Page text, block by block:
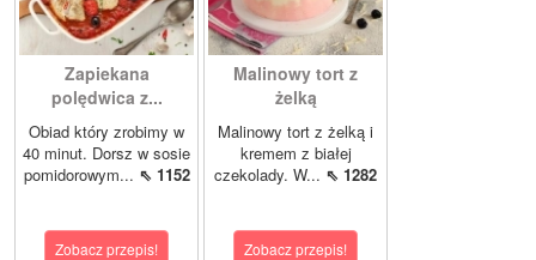
Zapiekana
polędwica z...
Obiad który zrobimy w
40 minut. Dorsz w sosie
pomidorowym... ⇖ 1152
Zobacz przepis!
Malinowy tort z
żelką
Malinowy tort z żelką i
kremem z białej
czekolady. W... ⇖ 1282
Zobacz przepis!